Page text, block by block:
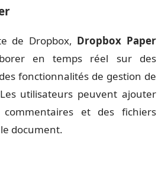
de Dropbox, Dropbox Paper
en temps réel sur des
fonctionnalités de gestion de
utilisateurs peuvent ajouter
et des fichiers
document.